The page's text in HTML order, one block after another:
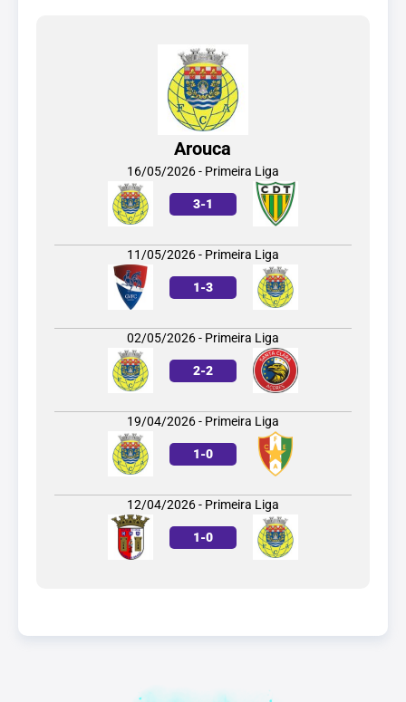
Arouca
16/05/2026 - Primeira Liga
3-1
11/05/2026 - Primeira Liga
1-3
02/05/2026 - Primeira Liga
2-2
19/04/2026 - Primeira Liga
1-0
12/04/2026 - Primeira Liga
1-0